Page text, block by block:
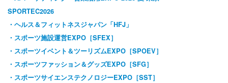
SPORTEC2026
・ヘルス＆フィットネスジャパン「HFJ」
・スポーツ施設運営EXPO［SFEX］
・スポーツイベント＆ツーリズムEXPO［SPOEV］
・スポーツファッション＆グッズEXPO［SFG］
・スポーツサイエンステクノロジーEXPO［SST］